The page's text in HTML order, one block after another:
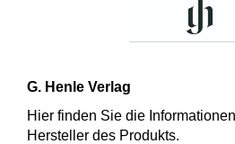
G. Henle Verlag
Hier finden Sie die
Hersteller des Produkts.